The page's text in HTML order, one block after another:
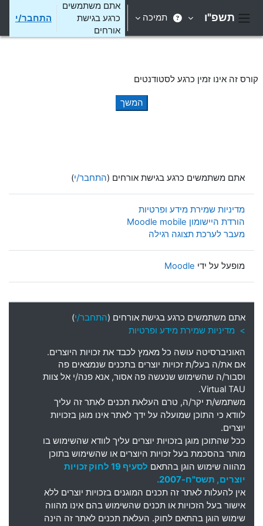
תשפ"ו תמיכה
אתם משתמשים
כרגע בגישת
אורחים
התחבר/י
קורס זה אינו זמין כרגע לסטודנטים
המשך
אתם משתמשים כרגע בגישת אורחים (התחבר/י)
מדיניות שמירת מידע ופרטיות
הורדת היישומון Moodle mobile
מעבר לערכת תצוגה רגילה
מופעל על ידי Moodle
אתם משתמשים כרגע בגישת אורחים (התחבר/י)
> מדיניות שמירת מידע ופרטיות
האוניברסיטה עושה כל מאמץ לכבד את זכויות היוצרים.
אם את/ה בעל/ת זכויות יוצרים בתכנים שנמצאים פה
וסבור/ה שהשימוש שנעשה פה אסור, אנא פנה/י אל צוות
Virtual TAU.
משתמש/ת יקר/ה, טרם העלאת תכנים לאתר זה עליך
לוודא כי התוכן שמועלה על ידך לאתר אינו מוגן בזכויות
יוצרים.
ככל שהתוכן מוגן בזכויות יוצרים עליך לוודא שהשימוש בו
מותר בהסכמת בעל זכויות היוצרים או שהשימוש בתוכן
מהווה שימוש הוגן בהתאם
לסעיף 19 לחוק זכויות
יוצרים, תשס"ח-2007.
אין להעלות לאתר זה תכנים המוגנים בזכויות יוצרים ללא
אישור בעל הזכויות או תכנים שהשימוש בהם אינו מהווה
שימוש הוגן בהתאם לחוק. העלאת תכנים לאתר זה הינה